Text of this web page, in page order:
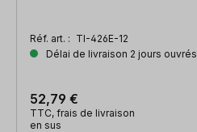
Réf. art. : TI-426E-12
Délai de livraison 2 jours ouvrés
52,79 €
TTC, frais de livraison
en sus